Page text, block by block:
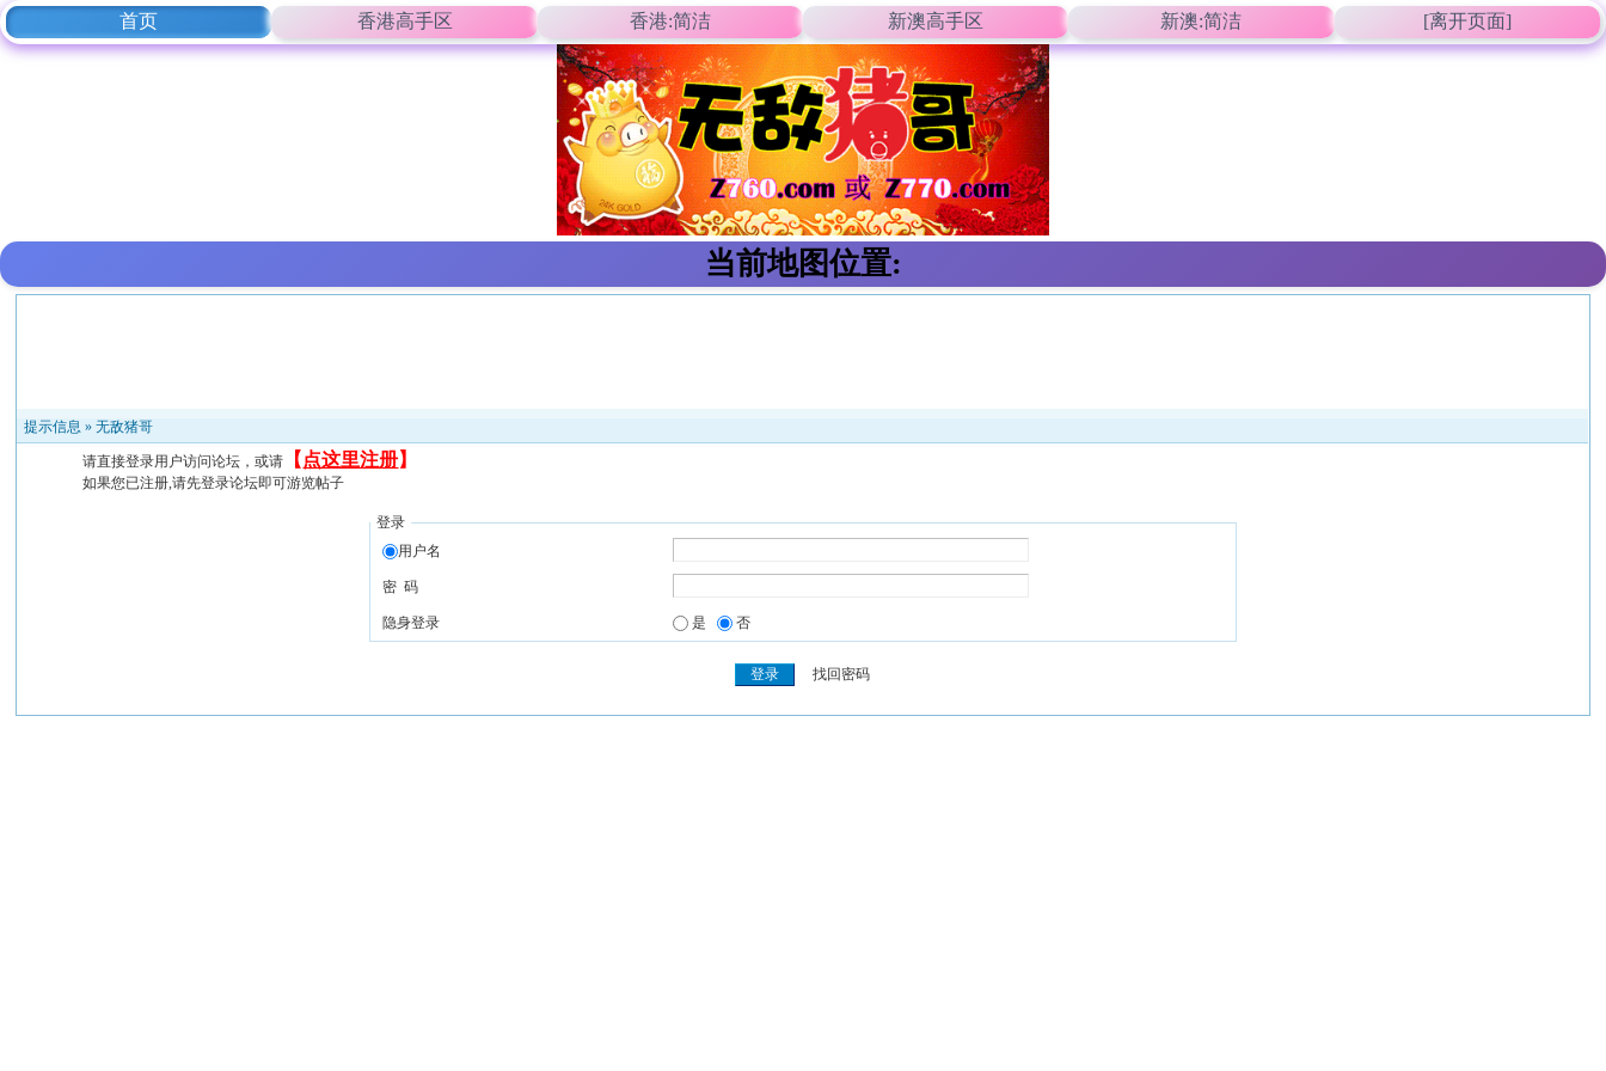
首页 香港高手区 香港:简洁 新澳高手区 新澳:简洁 [离开页面]
当前地图位置:
提示信息 »无敌猪哥
请直接登录用户访问论坛，或请 【 点这里注册】
如果您已注册,请先登录论坛即可游览帖子
登录
用户名
密 码
隐身登录 是 否
找回密码